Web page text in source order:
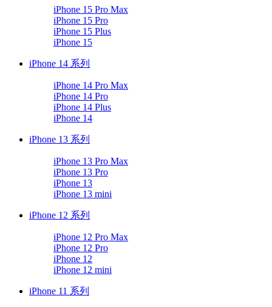
iPhone 15 Pro Max
iPhone 15 Pro
iPhone 15 Plus
iPhone 15
iPhone 14 系列
iPhone 14 Pro Max
iPhone 14 Pro
iPhone 14 Plus
iPhone 14
iPhone 13 系列
iPhone 13 Pro Max
iPhone 13 Pro
iPhone 13
iPhone 13 mini
iPhone 12 系列
iPhone 12 Pro Max
iPhone 12 Pro
iPhone 12
iPhone 12 mini
iPhone 11 系列